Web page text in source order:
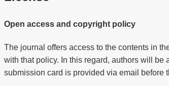
Open access and copyright policy
The journal offers access to the contents in
with that policy. In this regard, authors will
submission card is provided via email before